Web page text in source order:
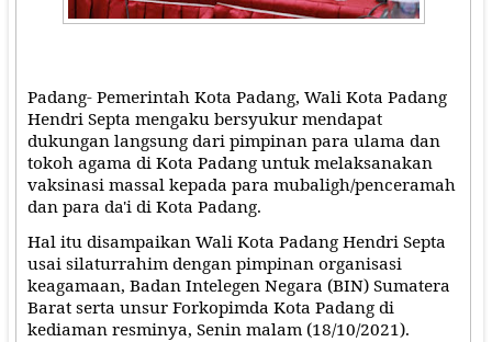
Padang- Pemerintah Kota Padang, Wali Kota Padang
Hendri Septa mengaku bersyukur mendapat
dukungan langsung dari pimpinan para ulama dan
tokoh agama di Kota Padang untuk melaksanakan
vaksinasi massal kepada para mubaligh/penceramah
dan para da'i di Kota Padang.
Hal itu disampaikan Wali Kota Padang Hendri Septa
usai silaturrahim dengan pimpinan organisasi
keagamaan, Badan Intelegen Negara (BIN) Sumatera
Barat serta unsur Forkopimda Kota Padang di
kediaman resminya, Senin malam (18/10/2021).